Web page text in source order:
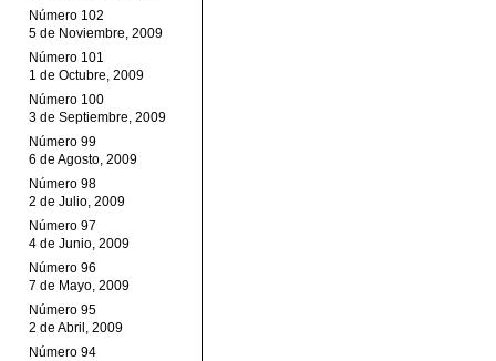
Número 102
5 de Noviembre, 2009
Número 101
1 de Octubre, 2009
Número 100
3 de Septiembre, 2009
Número 99
6 de Agosto, 2009
Número 98
2 de Julio, 2009
Número 97
4 de Junio, 2009
Número 96
7 de Mayo, 2009
Número 95
2 de Abril, 2009
Número 94